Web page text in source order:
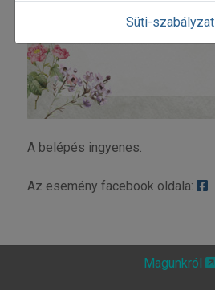
A belépés ingyenes.
Az esemény facebook oldala:
Süti-szabályzat
Magunkról